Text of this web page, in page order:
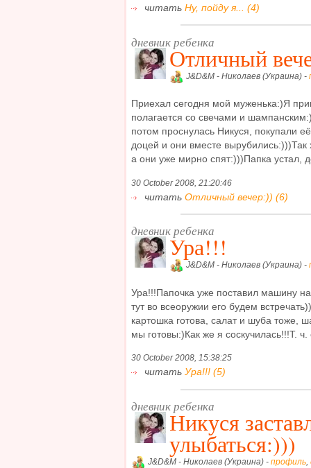
читать Ну, пойду я... (4)
дневник ребенка
Отличный
J&D&M - Николаев (Украина) -
Приехал сегодня мой муженька:)Я
полагается со свечами и
потом проснулась Никуся, покупали
доцей и они вместе
а они уже мирно спят:)))Папка устал,
30 October 2008, 21:20:46
читать Отличный вечер:)) (6)
дневник ребенка
Ура!!!
J&D&M - Николаев (Украина) -
Ура!!!Папочка уже поставил машину
тут во всеоружии его будем
картошка готова, салат и шуба тоже,
мы готовы:)Как же я соскучилась!!!Т.
30 October 2008, 15:38:25
читать Ура!!! (5)
дневник ребенка
Никуся
улыбаться:)))
J&D&M - Николаев (Украина) - профиль,